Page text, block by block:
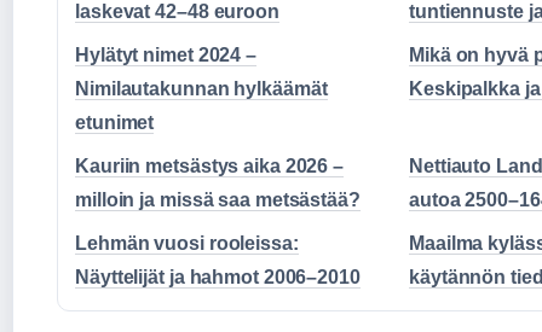
laskevat 42–48 euroon
tuntiennuste
Hylätyt nimet 2024 –
Nimilautakunnan hylkäämät
etunimet
Mikä on hyvä
Keskipalkka
Kauriin metsästys aika 2026 –
milloin ja missä saa metsästää?
Nettiauto
autoa
Lehmän vuosi rooleissa:
Näyttelijät ja hahmot 2006–2010
Maailma
käytännön